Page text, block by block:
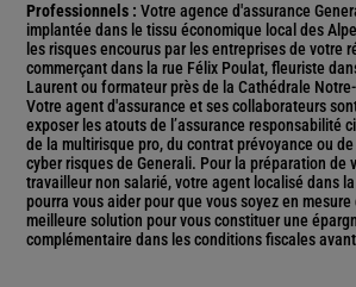
Professionnels : Votre agence d'assurance
implantée dans le tissu économique local des
les risques encourus par les entreprises de votre
commerçant dans la rue Félix Poulat, fleuriste
Laurent ou formateur près de la Cathédrale
Votre agent d'assurance et ses collaborateurs
exposer les atouts de l’assurance responsabilité
de la multirisque pro, du contrat prévoyance ou
cyber risques de Generali. Pour la préparation de
travailleur non salarié, votre agent localisé dans
pourra vous aider pour que vous soyez en
meilleure solution pour vous constituer une
complémentaire dans les conditions fiscales